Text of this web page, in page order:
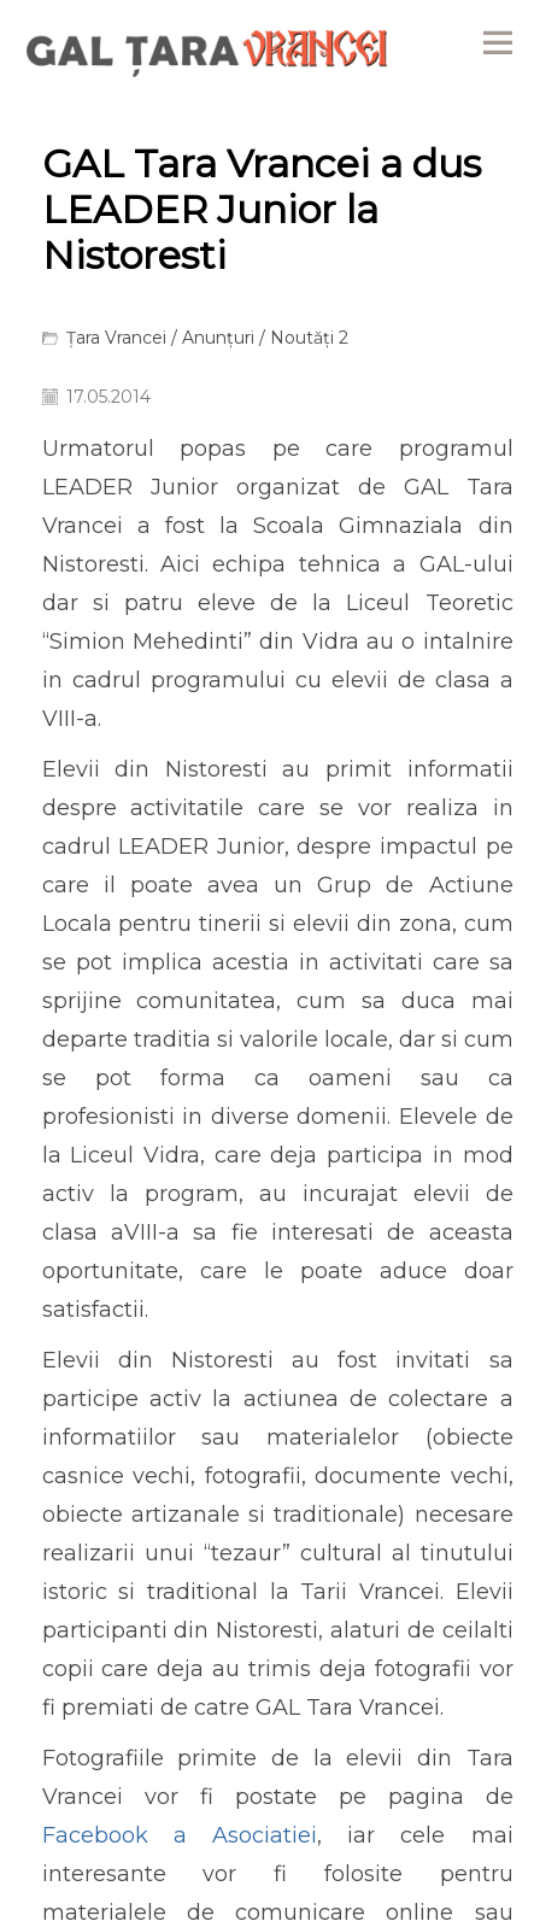
GAL Tara Vrancei a dus
LEADER Junior la
Nistoresti
Țara Vrancei / Anunțuri / Noutăți 2
17.05.2014
Urmatorul popas pe care programul
LEADER Junior organizat de GAL Tara
Vrancei a fost la Scoala Gimnaziala din
Nistoresti. Aici echipa tehnica a GAL-ului
dar si patru eleve de la Liceul Teoretic
“Simion Mehedinti” din Vidra au o intalnire
in cadrul programului cu elevii de clasa a
VIII-a.
Elevii din Nistoresti au primit informatii
despre activitatile care se vor realiza in
cadrul LEADER Junior, despre impactul pe
care il poate avea un Grup de Actiune
Locala pentru tinerii si elevii din zona, cum
se pot implica acestia in activitati care sa
sprijine comunitatea, cum sa duca mai
departe traditia si valorile locale, dar si cum
se pot forma ca oameni sau ca
profesionisti in diverse domenii. Elevele de
la Liceul Vidra, care deja participa in mod
activ la program, au incurajat elevii de
clasa aVIII-a sa fie interesati de aceasta
oportunitate, care le poate aduce doar
satisfactii.
Elevii din Nistoresti au fost invitati sa
participe activ la actiunea de colectare a
informatiilor sau materialelor (obiecte
casnice vechi, fotografii, documente vechi,
obiecte artizanale si traditionale) necesare
realizarii unui “tezaur” cultural al tinutului
istoric si traditional la Tarii Vrancei. Elevii
participanti din Nistoresti, alaturi de ceilalti
copii care deja au trimis deja fotografii vor
fi premiati de catre GAL Tara Vrancei.
Fotografiile primite de la elevii din Tara
Vrancei vor fi postate pe pagina de
Facebook a Asociatiei, iar cele mai
interesante vor fi folosite pentru
materialele de comunicare online sau